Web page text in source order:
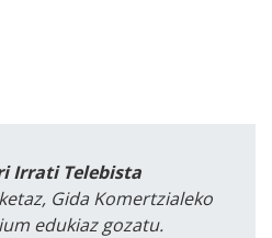
Irrati Telebista
Gida Komertzialeko
edukiaz gozatu.